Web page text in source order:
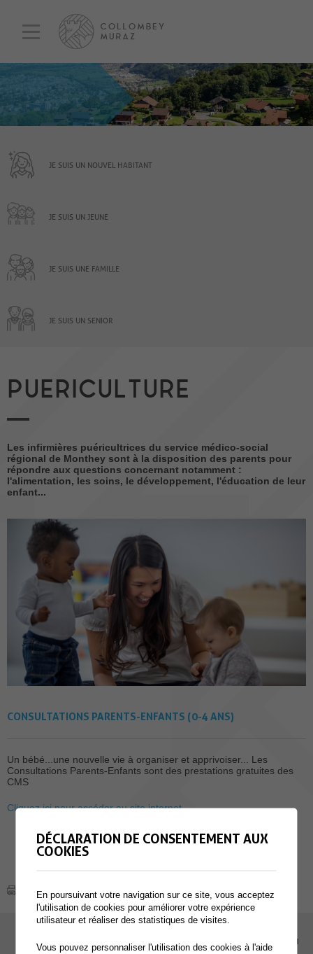
JE SUIS UN NOUVEL HABITANT
JE SUIS UN JEUNE
JE SUIS UNE FAMILLE
JE SUIS UN SENIOR
PUERICULTURE
Les infirmières puéricultrices du service médico-social
régional de Monthey sont à la disposition des parents pour
répondre aux questions concernant notamment :
l'alimentation, les soins, le développement, l'éducation de leur
enfant...
CONSULTATIONS PARENTS-ENFANTS (0-4 ANS)
Un bébé...une nouvelle vie à organiser et apprivoiser... Les
Consultations Parents-Enfants sont des prestations gratuites des
CMS
Cliquez ici pour accéder au site internet
EMPLOI
DÉCLARATION DE CONSENTEMENT AUX
COOKIES
En poursuivant votre navigation sur ce site, vous acceptez
l'utilisation de cookies pour améliorer votre expérience
utilisateur et réaliser des statistiques de visites.
Vous pouvez personnaliser l'utilisation des cookies à l'aide